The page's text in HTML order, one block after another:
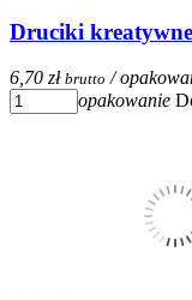
Druciki
6,70 zł brutto /
opakowanie